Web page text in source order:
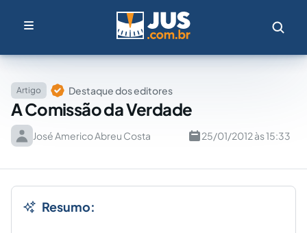
Artigo Destaque dos editores
A Comissão da Verdade
José Americo Abreu Costa 25/01/2012 às 15:33
Resumo: